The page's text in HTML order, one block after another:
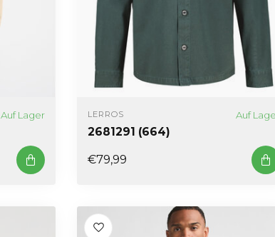
Auf Lager LERROS Auf
2681291 (664)
€79,99